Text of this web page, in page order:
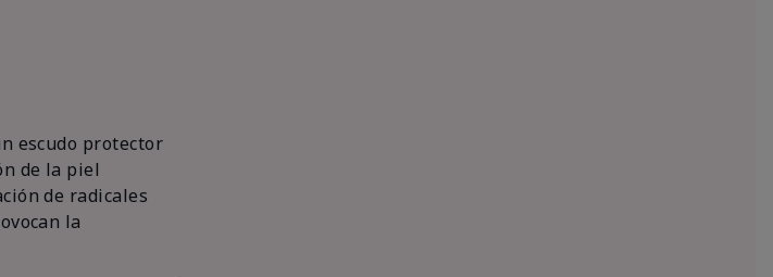
escudo protector
de la piel
de radicales
la